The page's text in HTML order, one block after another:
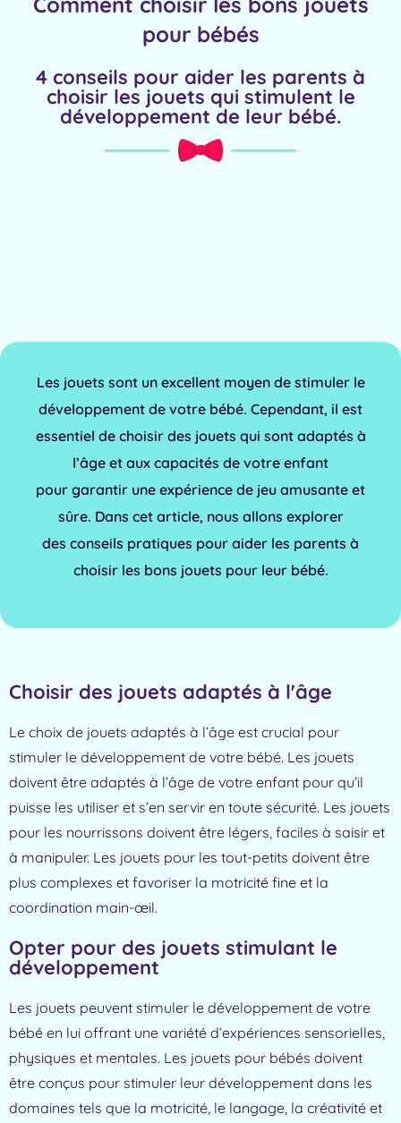
pour bébés
4 conseils pour aider les parents à
choisir les jouets qui stimulent le
développement de leur bébé.
Les jouets sont un excellent moyen de stimuler le
développement de votre bébé. Cependant, il est
essentiel de choisir des jouets qui sont adaptés à
l’âge et aux capacités de votre enfant
pour garantir une expérience de jeu amusante et
sûre. Dans cet article, nous allons explorer
des conseils pratiques pour aider les parents à
choisir les bons jouets pour leur bébé.
Choisir des jouets adaptés à l'âge
Le choix de jouets adaptés à l’âge est crucial pour
stimuler le développement de votre bébé. Les jouets
doivent être adaptés à l’âge de votre enfant pour qu’il
puisse les utiliser et s’en servir en toute sécurité. Les jouets
pour les nourrissons doivent être légers, faciles à saisir et
à manipuler. Les jouets pour les tout-petits doivent être
plus complexes et favoriser la motricité fine et la
coordination main-œil.
Opter pour des jouets stimulant le
développement
Les jouets peuvent stimuler le développement de votre
bébé en lui offrant une variété d’expériences sensorielles,
physiques et mentales. Les jouets pour bébés doivent
être conçus pour stimuler leur développement dans les
domaines tels que la motricité, le langage, la créativité et